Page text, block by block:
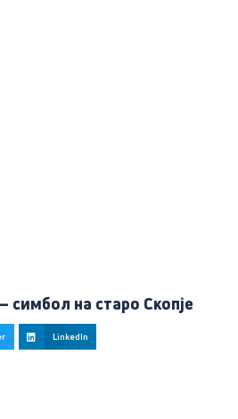
симбол на старо Скопје
LinkedIn